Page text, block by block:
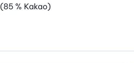
(85 % Kakao)